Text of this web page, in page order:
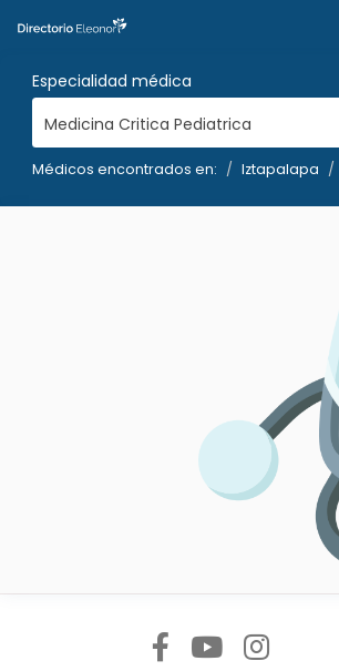
Especialidad médica
Medicina Critica Pediatrica
Médicos encontrados en: Iztapalapa